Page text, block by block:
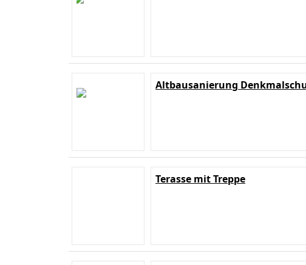
Altbausanierung
Terasse mit Treppe